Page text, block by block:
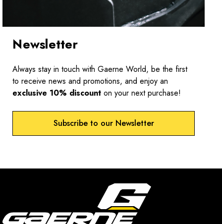
Newsletter
Always stay in touch with Gaerne World, be the first
to receive news and promotions, and enjoy an
exclusive 10% discount on your next purchase!
Subscribe to our Newsletter